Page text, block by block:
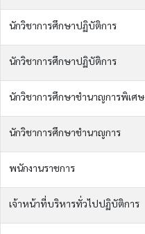
นักวิชาการศึกษาปฏิบัติการ
นักวิชาการศึกษาปฏิบัติการ
นักวิชาการศึกษาชำนาญการพิเศษ
นักวิชาการศึกษาชำนาญการ
พนักงานราชการ
เจ้าหน้าที่บริหารทั่วไปปฏิบัติการ